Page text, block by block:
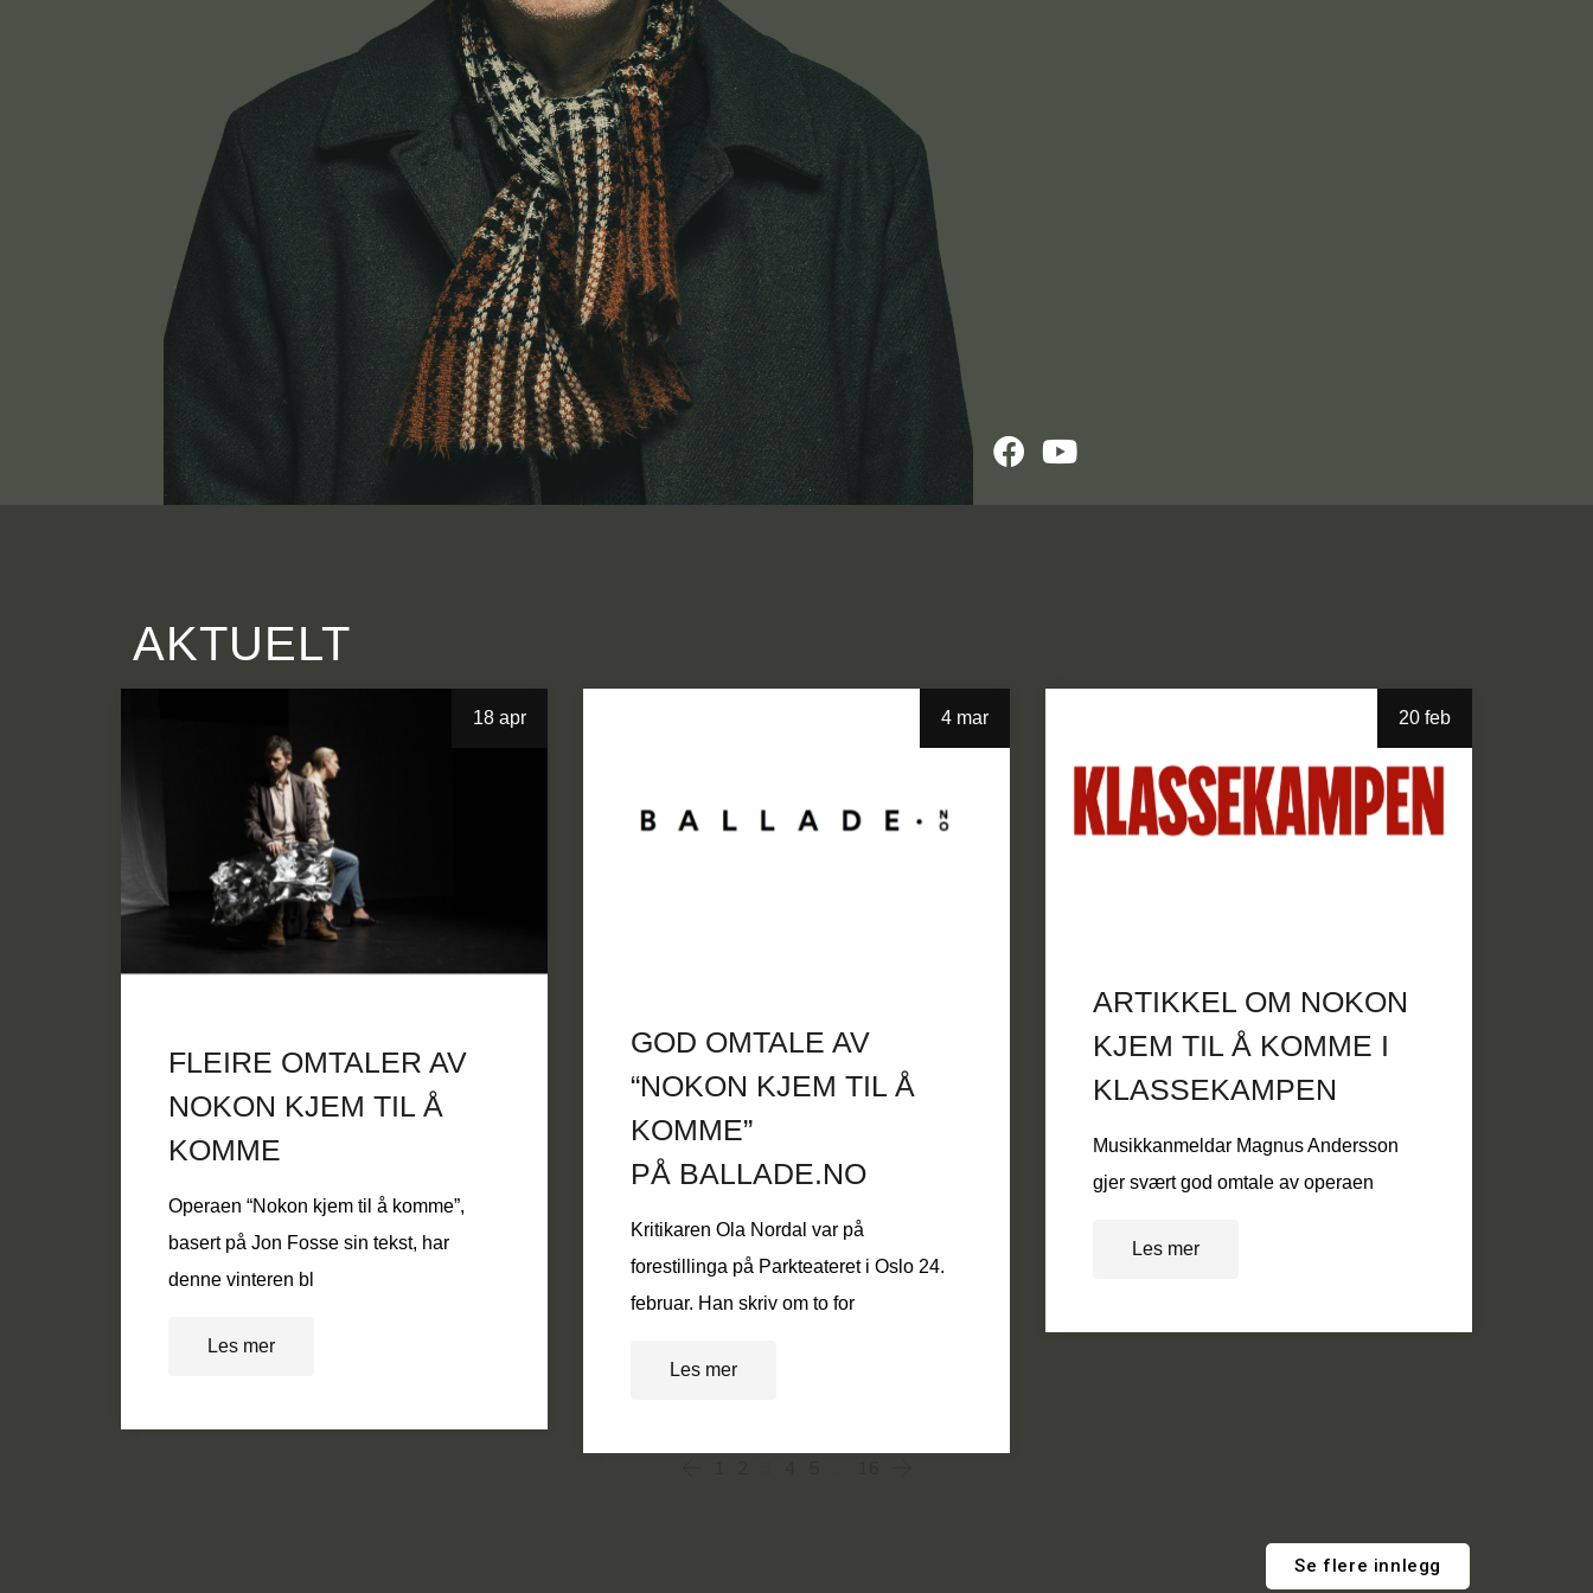
AKTUELT
18 apr
FLEIRE OMTALER AV
NOKON KJEM TIL Å
KOMME
Operaen “Nokon kjem til å komme”,
basert på Jon Fosse sin tekst, har
denne vinteren bl
Les mer
4 mar
GOD OMTALE AV
“NOKON KJEM TIL Å
KOMME”
PÅ BALLADE.NO
Kritikaren Ola Nordal var på
forestillinga på Parkteateret i Oslo 24.
februar. Han skriv om to for
Les mer
20 feb
ARTIKKEL OM NOKON
KJEM TIL Å KOMME I
KLASSEKAMPEN
Musikkanmeldar Magnus Andersson
gjer svært god omtale av operaen
Les mer
Se flere innlegg